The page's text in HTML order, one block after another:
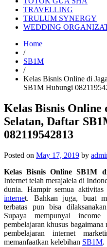
TRAVELLING
TRULUM SYNERGY
WEDDING
Home
/
SB1M
/
Kelas Bisnis Online di
SB1M Hubungi
Kelas Bisnis Online
Selatan, Daftar
082119542813
Posted on May 17, 2019 by
Kelas Bisnis Online SB1M
Internet telah merajalela di
dunia. Hampir semua aktivitas
internet. Bahkan juga, buat
terbatas pun bisa
Supaya mempunyai
pembelajaran khusus
pembelajaran internet
memanfaatkan kelebihan SB1M.